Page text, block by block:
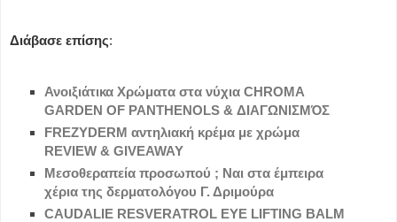
Διάβασε επίσης:
Ανοιξιάτικα Χρώματα στα νύχια CHROMA
GARDEN OF PANTHENOLS & ΔΙΑΓΩΝΙΣΜΌΣ
FREZYDERM αντηλιακή κρέμα με χρώμα
REVIEW & GIVEAWAY
Μεσοθεραπεία προσωπού ; Ναι στα έμπειρα
χέρια της δερματολόγου Γ. Δριμούρα
CAUDALIE RESVERATROL EYE LIFTING BALM